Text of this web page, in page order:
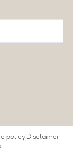
policyDisclaimer